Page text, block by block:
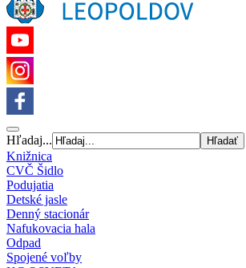
Hľadaj...
Knižnica
CVČ Šidlo
Podujatia
Detské jasle
Denný stacionár
Nafukovacia hala
Odpad
Spojené voľby